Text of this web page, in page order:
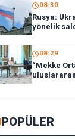
08:30
Rusya:
yönelik
08:29
“Mekke
POPÜLER